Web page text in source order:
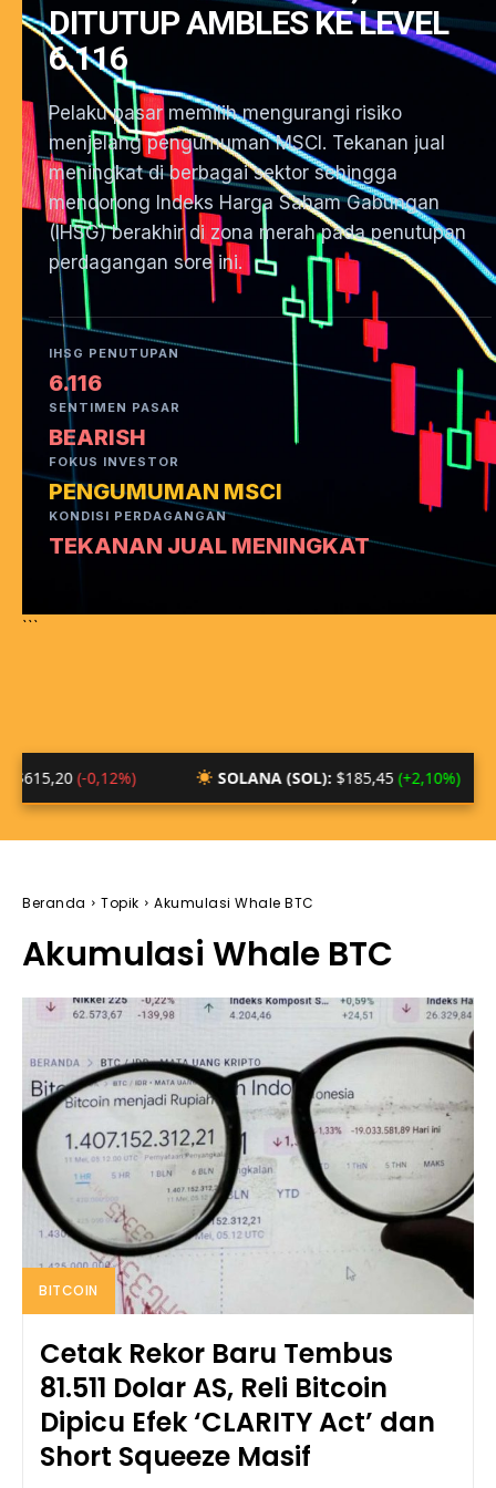
DITUTUP AMBLES KE LEVEL
6.116
Pelaku pasar memilih mengurangi risiko
menjelang pengumuman MSCI. Tekanan jual
meningkat di berbagai sektor sehingga
mendorong Indeks Harga Saham Gabungan
(IHSG) berakhir di zona merah pada penutupan
perdagangan sore ini.
IHSG PENUTUPAN
6.116
SENTIMEN PASAR
BEARISH
FOKUS INVESTOR
PENGUMUMAN MSCI
KONDISI PERDAGANGAN
TEKANAN JUAL MENINGKAT
```
(-0,12%) SOLANA (SOL):$185,45(+2,10%)
Beranda Topik Akumulasi Whale BTC
Akumulasi Whale BTC
BITCOIN
Cetak Rekor Baru Tembus
81.511 Dolar AS, Reli Bitcoin
Dipicu Efek ‘CLARITY Act’ dan
Short Squeeze Masif